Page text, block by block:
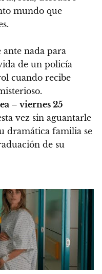
mundo que
ante nada para
de un policía
cuando recibe
– viernes 25
vez sin aguantarle
dramática familia se
de su